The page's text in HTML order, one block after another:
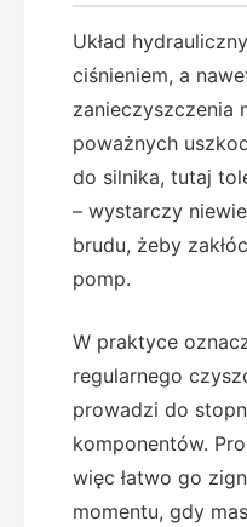
Układ
ciśnieniem, a
zanieczyszczenia
poważnych
do silnika, tutaj
– wystarczy
brudu, żeby
pomp.
W praktyce
regularnego
prowadzi do
komponentów.
więc łatwo go
momentu, gdy